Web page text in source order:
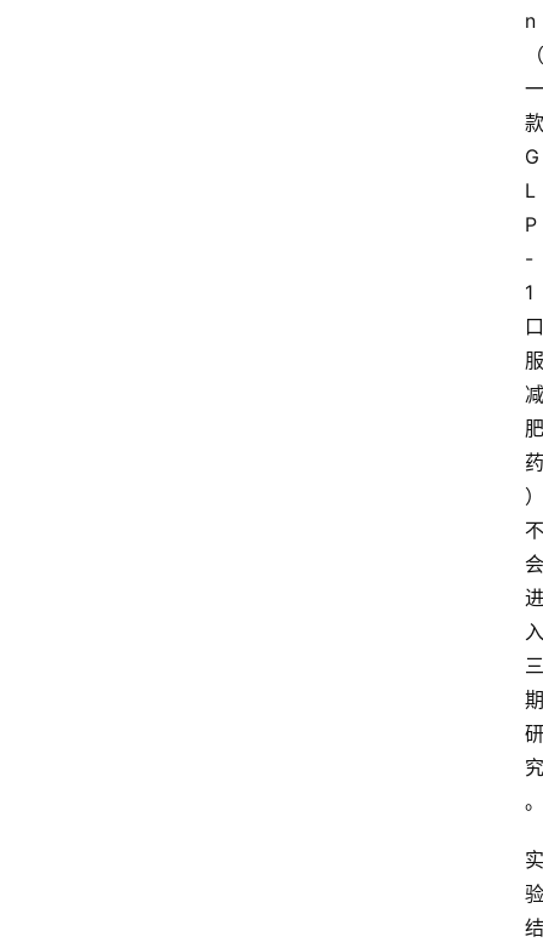
n
（
一
款
G
L
P
-
1
口
服
减
肥
药
）
不
会
进
入
三
期
研
究
。
实
验
结